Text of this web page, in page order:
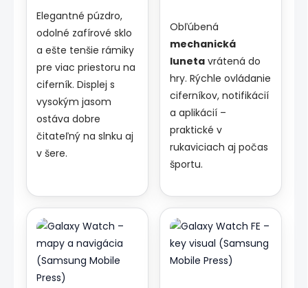
Elegantné púzdro,
odolné zafírové sklo
a ešte tenšie rámiky
pre viac priestoru na
ciferník. Displej s
vysokým jasom
ostáva dobre
čitateľný na slnku aj
v šere.
Obľúbená
mechanická
luneta vrátená do
hry. Rýchle ovládanie
ciferníkov, notifikácií
a aplikácií –
praktické v
rukaviciach aj počas
športu.